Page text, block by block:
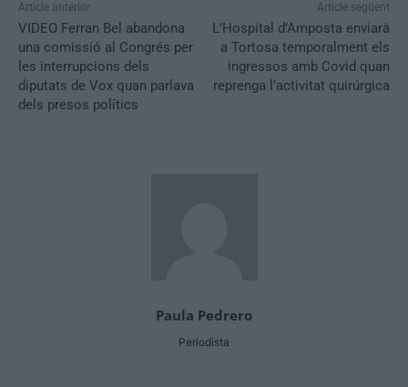
Article anterior
VIDEO Ferran Bel abandona
una comissió al Congrés per
les interrupcions dels
diputats de Vox quan parlava
dels presos polítics
Article següent
L’Hospital d’Amposta enviarà
a Tortosa temporalment els
ingressos amb Covid quan
reprenga l’activitat quirúrgica
Paula Pedrero
Periodista